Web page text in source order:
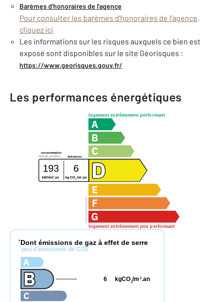
Barèmes d'honoraires de l'agence
Pour consulter les barèmes d'honoraires de l'agence,
cliquez ici
Les informations sur les risques auxquels ce bien est
exposé sont disponibles sur le site Géorisques :
https://www.georisques.gouv.fr/
Les performances énergétiques
logement extrêmement performant
logement extrêmement peu performant
consommation
émissions
(énergie primaire)
193 6
kWh/m2.an kg CO2 /m2 .an
* Dont émissions de gaz à effet de serre
peu d'émissions de CO2
kgCO2/m 2.an
6